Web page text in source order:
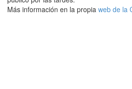
Más información en la propia web de la